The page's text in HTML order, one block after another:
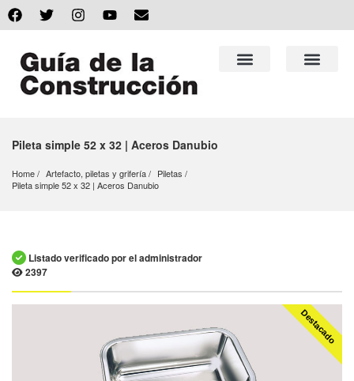
Pileta simple 52 x 32 | Aceros Danubio
Home Artefacto, piletas y grifería
Piletas
Pileta simple 52 x 32 | Aceros Danubio
Listado verificado por el administrador
2397
Destacado